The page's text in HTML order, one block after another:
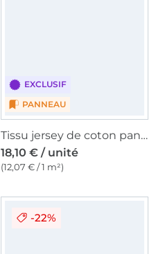
EXCLUSIF
PANNEAU
Tissu jersey de coton panneau Malomi Bordure fleurie, bleu foncé 150 x 98 cm
18,10 € / unité
(12,07 € / 1 m²)
-22%